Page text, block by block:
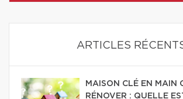
ARTICLES
MAISON CLÉ EN MAIN
RÉNOVER : QUELLE